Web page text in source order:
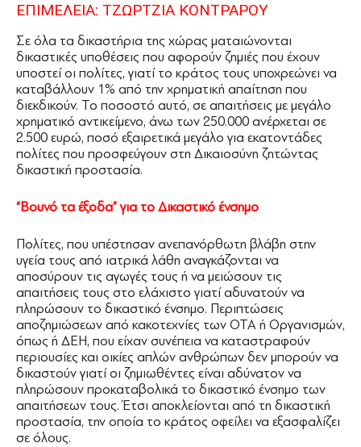
ΕΠΙΜΕΛΕΙΑ: ΤΖΩΡΤΖΙΑ ΚΟΝΤΡΑΡΟΥ
Σε όλα τα δικαστήρια της χώρας ματαιώνονται
δικαστικές υποθέσεις που αφορούν ζημιές που έχουν
υποστεί οι πολίτες, γιατί το κράτος τους υποχρεώνει να
καταβάλλουν 1% από την χρηματική απαίτηση που
διεκδικούν. Το ποσοστό αυτό, σε απαιτήσεις με μεγάλο
χρηματικό αντικείμενο, άνω των 250.000 ανέρχεται σε
2.500 ευρώ, ποσό εξαιρετικά μεγάλο για εκατοντάδες
πολίτες που προσφεύγουν στη Δικαιοσύνη ζητώντας
δικαστική προστασία.
“Βουνό τα έξοδα” για το Δικαστικό ένσημο
Πολίτες, που υπέστησαν ανεπανόρθωτη βλάβη στην
υγεία τους από ιατρικά λάθη αναγκάζονται να
αποσύρουν τις αγωγές τους ή να μειώσουν τις
απαιτήσεις τους στο ελάχιστο γιατί αδυνατούν να
πληρώσουν το δικαστικό ένσημο. Περιπτώσεις
αποζημιώσεων από κακοτεχνίες των ΟΤΑ ή Οργανισμών,
όπως ή ΔΕΗ, που είχαν συνέπεια να καταστραφούν
περιουσίες και οικίες απλών ανθρώπων δεν μπορούν να
δικαστούν γιατί οι ζημιωθέντες είναι αδύνατον να
πληρώσουν προκαταβολικά το δικαστικό ένσημο των
απαιτήσεων τους. Έτσι αποκλείονται από τη δικαστική
προστασία, την οποία το κράτος οφείλει να εξασφαλίζει
σε όλους.